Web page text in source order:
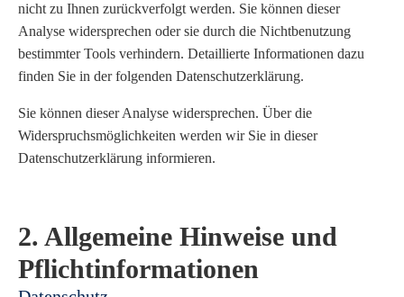
nicht zu Ihnen zurückverfolgt werden. Sie können dieser
Analyse widersprechen oder sie durch die Nichtbenutzung
bestimmter Tools verhindern. Detaillierte Informationen dazu
finden Sie in der folgenden Datenschutzerklärung.
Sie können dieser Analyse widersprechen. Über die
Widerspruchsmöglichkeiten werden wir Sie in dieser
Datenschutzerklärung informieren.
2. Allgemeine Hinweise und
Pflichtinformationen